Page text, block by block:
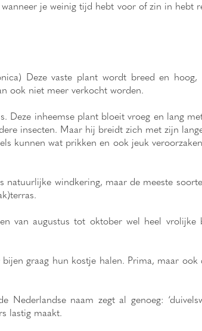
je weinig tijd hebt voor of zin in hebt
Deze vaste plant wordt breed en
ook niet meer verkocht worden.
Deze inheemse plant bloeit vroeg en lang
insecten. Maar hij breidt zich met zijn
kunnen wat prikken en ook jeuk
windkering, maar de meeste
van augustus tot oktober wel heel
graag hun kostje halen. Prima, maar
naam zegt al genoeg:
lastig maakt.